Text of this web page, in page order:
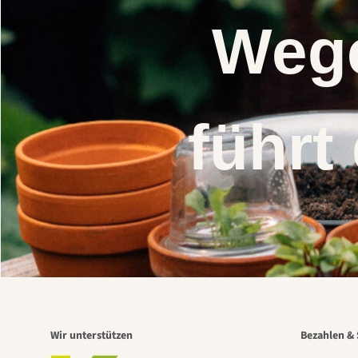
führt
Wir unterstützen Bezahlen